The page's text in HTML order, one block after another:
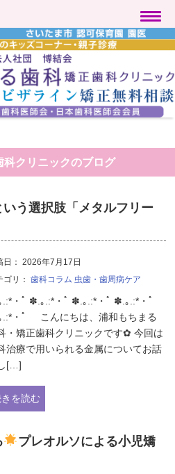
クリニックのブログ
う選択肢「メタルフリー
日： 2026年7月17日
ゴリ： 歯科コラム 虫歯・歯周病ケア
・ﾟ ✽.｡.:*・ﾟ ✽.｡.:*・ﾟ ✽.｡.:*・ﾟ
.:*・ﾟ こんにちは、浦和もちまる
・矯正歯科クリニックです✿ 今回は
治療で用いられる金属についてお話
[…]
を読む
プレオルソによる小児矯